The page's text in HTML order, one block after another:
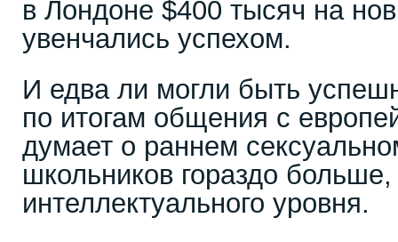
в Лондоне $400 тысяч на
увенчались успехом.
И едва ли могли быть
по итогам общения с
думает о раннем
школьников гораздо
интеллектуального уровня.